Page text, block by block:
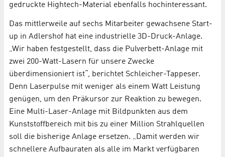
gedruckte Hightech-Material ebenfalls hochinteressant.
Das mittlerweile auf sechs Mitarbeiter gewachsene Start-
up in Adlershof hat eine industrielle 3D-Druck-Anlage.
„Wir haben festgestellt, dass die Pulverbett-Anlage mit
zwei 200-Watt-Lasern für unsere Zwecke
überdimensioniert ist“, berichtet Schleicher-Tappeser.
Denn Laserpulse mit weniger als einem Watt Leistung
genügen, um den Präkursor zur Reaktion zu bewegen.
Eine Multi-Laser-Anlage mit Bildpunkten aus dem
Kunststoffbereich mit bis zu einer Million Strahlquellen
soll die bisherige Anlage ersetzen. „Damit werden wir
schnellere Aufbauraten als alle im Markt verfügbaren